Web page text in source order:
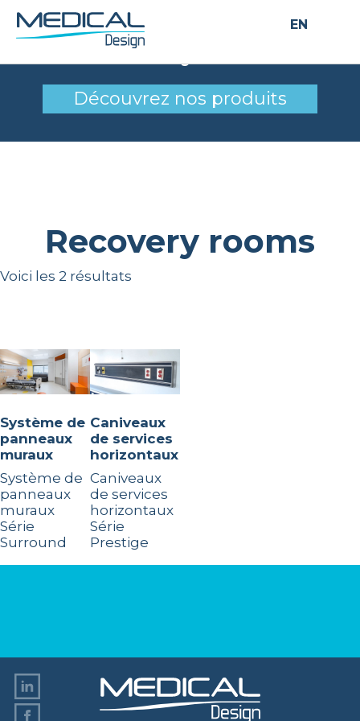
EN
Recovery rooms
Découvrez nos produits
Recovery rooms
Voici les 2 résultats
Système de
panneaux
muraux
Système de
panneaux
muraux
Série
Surround
Caniveaux
de services
horizontaux
Caniveaux
de services
horizontaux
Série
Prestige